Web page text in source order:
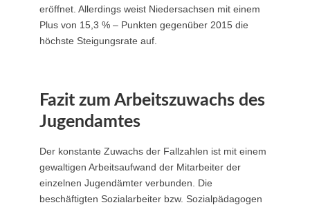
eröffnet. Allerdings weist Niedersachsen mit einem
Plus von 15,3 % – Punkten gegenüber 2015 die
höchste Steigungsrate auf.
Fazit zum Arbeitszuwachs des
Jugendamtes
Der konstante Zuwachs der Fallzahlen ist mit einem
gewaltigen Arbeitsaufwand der Mitarbeiter der
einzelnen Jugendämter verbunden. Die
beschäftigten Sozialarbeiter bzw. Sozialpädagogen